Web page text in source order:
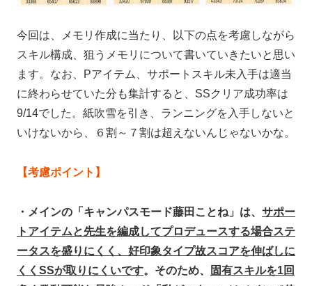
今回は、メモリ作成に当たり、以下の点を考慮しながら
スキル構成、狙うメモリについて書いていきたいと思い
ます。なお、Pアイテム、サポートスキル未入手は適当
に終わらせていた分も集計すると、SSクリア成功率は
9/14でした。紙吹雪を引き、ランニングを入手しないと
いけないから、６割～７割は超えないんじゃないかな。
【考慮ポイント】
・メインの「キャンパスモード藤田ことね」は、 サポー
トアイテムと先生を編成してプロデュースする場合ステ
ータスを盛りにくく、好印象タイプ故スコアを伸ばしに
くくSSが取りにくいです。そのため、
固有スキルを1回